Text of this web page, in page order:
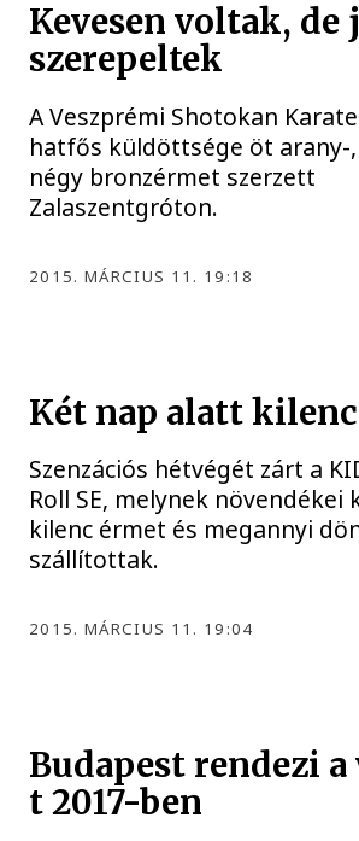
Kevesen voltak, de
szerepeltek
A Veszprémi Shotokan Karate
hatfős küldöttsége öt arany-
négy bronzérmet szerzett
Zalaszentgróton.
2015. MÁRCIUS 11. 19:18
Két nap alatt
Szenzációs hétvégét zárt a
Roll SE, melynek növendékei
kilenc érmet és megannyi
szállítottak.
2015. MÁRCIUS 11. 19:04
Budapest rendezi a
t 2017-ben